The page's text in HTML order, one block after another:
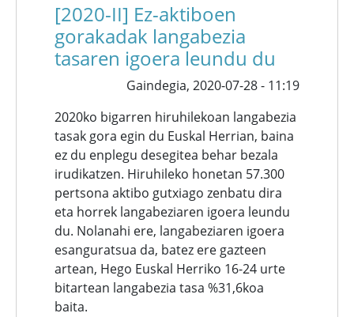
[2020-II] Ez-aktiboen
gorakadak langabezia
tasaren igoera leundu du
Gaindegia, 2020-07-28 - 11:19
2020ko bigarren hiruhilekoan langabezia
tasak gora egin du Euskal Herrian, baina
ez du enplegu desegitea behar bezala
irudikatzen. Hiruhileko honetan 57.300
pertsona aktibo gutxiago zenbatu dira
eta horrek langabeziaren igoera leundu
du. Nolanahi ere, langabeziaren igoera
esanguratsua da, batez ere gazteen
artean, Hego Euskal Herriko 16-24 urte
bitartean langabezia tasa %31,6koa
baita.